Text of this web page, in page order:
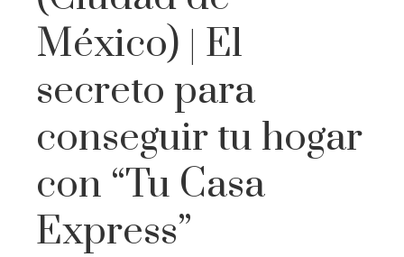
México) | El
secreto para
conseguir tu hogar
con “Tu Casa
Express”